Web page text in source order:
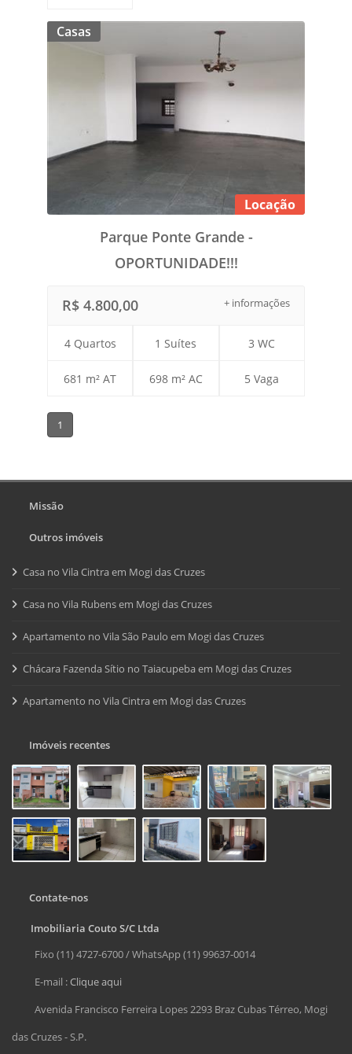
Casas
Locação
Parque Ponte Grande -
OPORTUNIDADE!!!
+ informações
R$ 4.800,00
4 Quartos 1 Suítes 3 WC
681 m² AT 698 m² AC 5 Vaga
1
Missão
Outros imóveis
Casa no Vila Cintra em Mogi das Cruzes
Casa no Vila Rubens em Mogi das Cruzes
Apartamento no Vila São Paulo em Mogi das Cruzes
Chácara Fazenda Sítio no Taiacupeba em Mogi das Cruzes
Apartamento no Vila Cintra em Mogi das Cruzes
Imóveis recentes
Contate-nos
Imobiliaria Couto S/C Ltda
Fixo (11) 4727-6700 / WhatsApp (11) 99637-0014
E-mail :Clique aqui
Avenida Francisco Ferreira Lopes 2293 Braz Cubas Térreo, Mogi
das Cruzes - S.P.